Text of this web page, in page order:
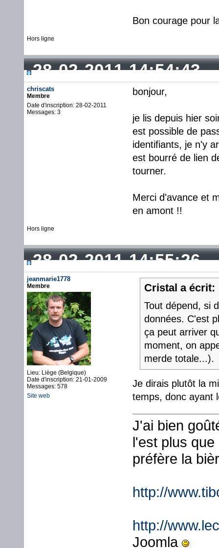
Bon courage pour
Hors ligne
28-02-2011 14:54:43
chriscats
Membre
Date d'inscription: 28-02-2011
Messages: 3
bonjour,
je lis depuis hier
est possible de
identifiants, je n'y
est bourré de lien
tourner.
Merci d'avance et
en amont !!
Hors ligne
28-02-2011 14:55:26
jeanmarie1778
Membre
Lieu: Liège (Belgique)
Date d'inscription: 21-01-2009
Messages: 578
Site web
Cristal a écrit:
Tout dépend, si
données. C'est
ça peut arriver
moment, on
merde totale...).
Je dirais plutôt la
temps, donc
J'ai bien
l'est plus
préfère la
http://
http://
Joomla